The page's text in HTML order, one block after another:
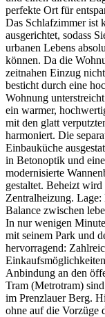
perfekte Ort für
Das Schlafzimmer ist
ausgerichtet, sodass
urbanen Lebens
können. Da die
zeitnahen Einzug
besticht durch eine
Wohnung
ein warmer,
mit den glatt
harmoniert. Die
Einbauküche
in Betonoptik und
modernisierte
gestaltet. Beheizt
Zentralheizung. Lage:
Balance zwischen
In nur wenigen
mit seinem Park und
hervorragend:
Anbindung an den
Tram (Metrotram)
im Prenzlauer Berg.
ohne auf die Vorzüge